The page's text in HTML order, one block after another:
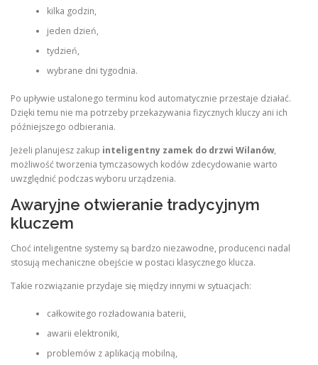
kilka godzin,
jeden dzień,
tydzień,
wybrane dni tygodnia.
Po upływie ustalonego terminu kod automatycznie przestaje działać.
Dzięki temu nie ma potrzeby przekazywania fizycznych kluczy ani ich
późniejszego odbierania.
Jeżeli planujesz zakup inteligentny zamek do drzwi Wilanów,
możliwość tworzenia tymczasowych kodów zdecydowanie warto
uwzględnić podczas wyboru urządzenia.
Awaryjne otwieranie tradycyjnym
kluczem
Choć inteligentne systemy są bardzo niezawodne, producenci nadal
stosują mechaniczne obejście w postaci klasycznego klucza.
Takie rozwiązanie przydaje się między innymi w sytuacjach:
całkowitego rozładowania baterii,
awarii elektroniki,
problemów z aplikacją mobilną,